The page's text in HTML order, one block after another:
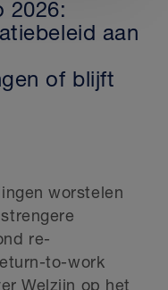
2026:
aan
of blijft
worstelen
re-
to-work